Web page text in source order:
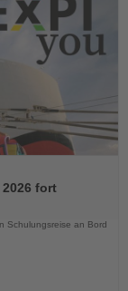
fort
Schulungsreise an Bord